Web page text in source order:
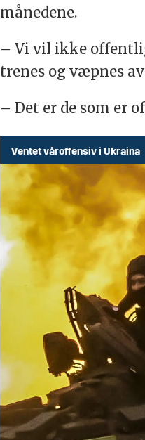
månedene.
– Vi vil ikke
trenes og væpnes
– Det er de som er
Ventet våroffensiv i Ukraina